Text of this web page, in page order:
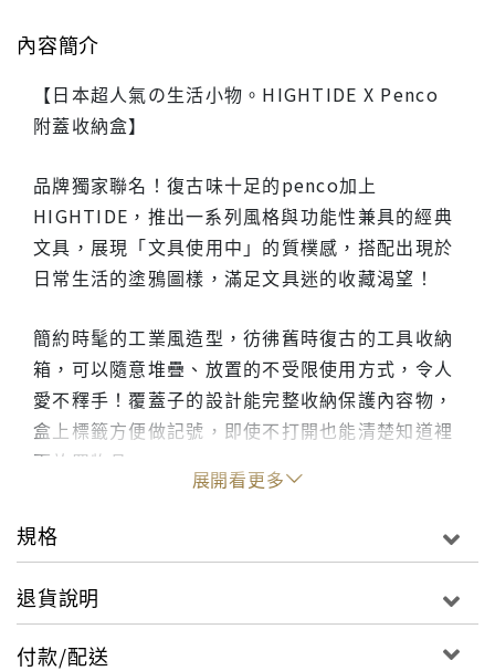
內容簡介
【日本超人氣の生活小物。HIGHTIDE X Penco
附蓋收納盒】
品牌獨家聯名！復古味十足的penco加上
HIGHTIDE，推出一系列風格與功能性兼具的經典
文具，展現「文具使用中」的質樸感，搭配出現於
日常生活的塗鴉圖樣，滿足文具迷的收藏渴望！
簡約時髦的工業風造型，彷彿舊時復古的工具收納
箱，可以隨意堆疊、放置的不受限使用方式，令人
愛不釋手！覆蓋子的設計能完整收納保護內容物，
盒上標籤方便做記號，即使不打開也能清楚知道裡
面放置物品。
適中大小可以將紙張、文具放入其中，也可以收納
便條紙等各式辦公用具，放在居家空間或是辦公室
都很適合！
．提供4入組與單入形式，設有不同大小尺寸，提
供黑、綠、深藍、橘、米白、淺藍、黃、白等多樣
化色選。
展開看更多
規格
退貨說明
付款/配送